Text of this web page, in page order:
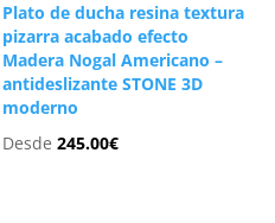
Plato de ducha resina textura
pizarra acabado efecto
Madera Nogal Americano –
antideslizante STONE 3D
moderno
Desde245.00€